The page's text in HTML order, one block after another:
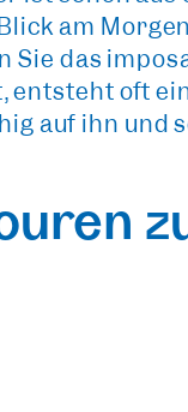
am
Sie das
oft
auf ihn und